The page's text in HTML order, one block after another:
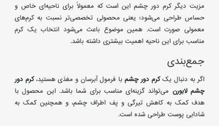
مزیت دیگر کرم دور چشم این است که معمولاً برای ناحیه‌ای خاص و
حساس طراحی می‌شود؛ یعنی محصولی تخصصی‌تر نسبت به کرم‌های
معمولی صورت است. همین موضوع باعث می‌شود انتخاب یک کرم
مناسب برای این ناحیه اهمیت بیشتری داشته باشد.
جمع‌بندی
اگر به دنبال یککرم دور چشم با فرمول آبرسان و مغذی هستید،کرم دور
چشم لابورن می‌تواند گزینه‌ای مناسب برای شما باشد. این محصول با
هدف کمک به کاهش تیرگی و پف اطراف چشم، و همچنین کمک به
شادابی پوست طراحی شده است.